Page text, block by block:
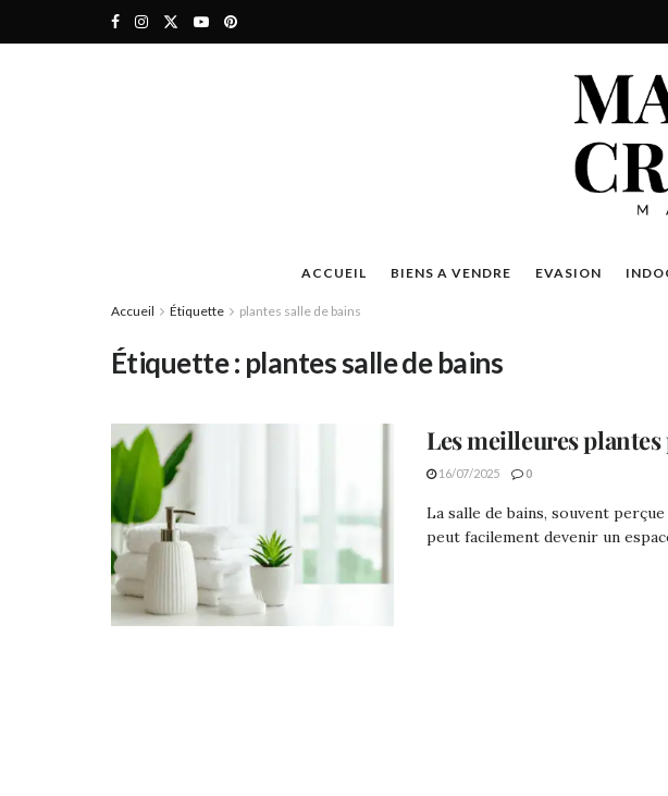
ACCUEIL BIENS A VENDRE EVASION
Accueil Étiquette plantes salle de bains
Étiquette : plantes salle de bains
Les meilleures
16/07/2025 0
La salle de bains, souvent
peut facilement devenir un